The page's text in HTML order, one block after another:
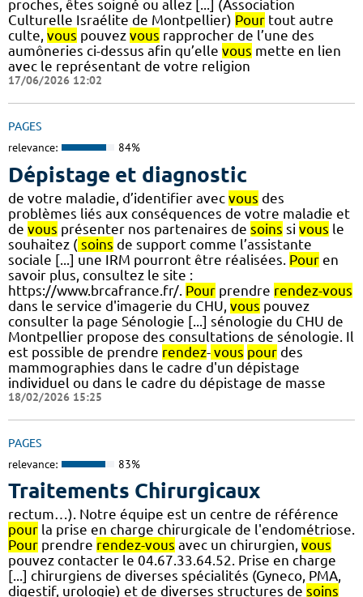
proches, êtes soigné ou allez [...] (Association
Culturelle Israélite de Montpellier) Pour tout autre
culte, vous pouvez vous rapprocher de l’une des
aumôneries ci-dessus afin qu’elle vous mette en lien
avec le représentant de votre religion
17/06/2026 12:02
PAGES
relevance: 84%
Dépistage et diagnostic
de votre maladie, d’identifier avec vous des
problèmes liés aux conséquences de votre maladie et
de vous présenter nos partenaires de soins si vous le
souhaitez ( soins de support comme l’assistante
sociale [...] une IRM pourront être réalisées. Pour en
savoir plus, consultez le site :
https://www.brcafrance.fr/. Pour prendre rendez-vous
dans le service d'imagerie du CHU, vous pouvez
consulter la page Sénologie [...] sénologie du CHU de
Montpellier propose des consultations de sénologie. Il
est possible de prendre rendez- vous pour des
mammographies dans le cadre d'un dépistage
individuel ou dans le cadre du dépistage de masse
18/02/2026 15:25
PAGES
relevance: 83%
Traitements Chirurgicaux
rectum…). Notre équipe est un centre de référence
pour la prise en charge chirurgicale de l'endométriose.
Pour prendre rendez-vous avec un chirurgien, vous
pouvez contacter le 04.67.33.64.52. Prise en charge
[...] chirurgiens de diverses spécialités (Gyneco, PMA,
digestif, urologie) et de diverses structures de soins